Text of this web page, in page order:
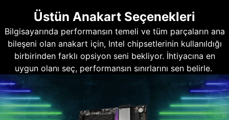
Üstün Anakart Seçenekleri
Bilgisayarında performansın temeli ve tüm parçaların ana
bileşeni olan anakart için, Intel chipsetlerinin kullanıldığı
birbirinden farklı opsiyon seni bekliyor. İhtiyacına en
uygun olanı seç, performansın sınırlarını sen belirle.